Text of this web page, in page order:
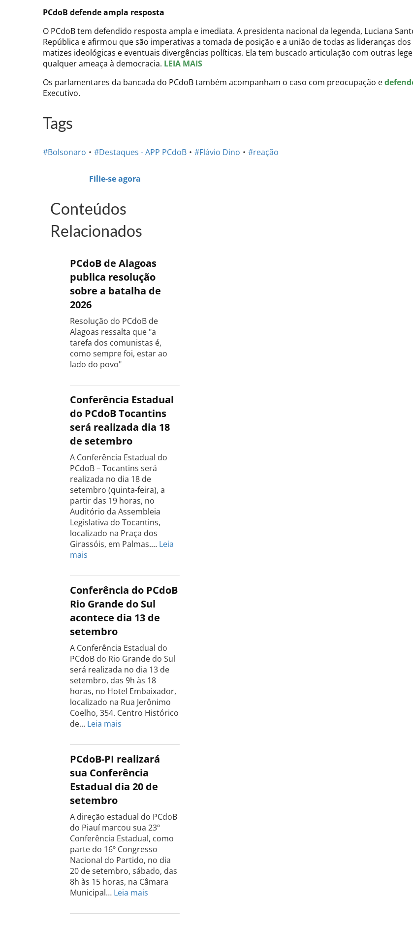
PCdoB defende ampla resposta
O PCdoB tem defendido resposta ampla e imediata. A presidenta nacional da legenda, Luciana
República e afirmou que são imperativas a tomada de posição e a união de todas as lideranças
matizes ideológicas e eventuais divergências políticas. Ela tem buscado articulação com outras
qualquer ameaça à democracia. LEIA MAIS
Os parlamentares da bancada do PCdoB também acompanham o caso com preocupação e
Executivo.
Tags
#Bolsonaro #Destaques - APP PCdoB #Flávio Dino #reação
Filie-se agora
Conteúdos
Relacionados
PCdoB de Alagoas
publica resolução
sobre a batalha de
2026
Resolução do PCdoB de
Alagoas ressalta que "a
tarefa dos comunistas é,
como sempre foi, estar ao
lado do povo"
Conferência Estadual
do PCdoB Tocantins
será realizada dia 18
de setembro
A Conferência Estadual do
PCdoB – Tocantins será
realizada no dia 18 de
setembro (quinta-feira), a
partir das 19 horas, no
Auditório da Assembleia
Legislativa do Tocantins,
localizado na Praça dos
Girassóis, em Palmas.… Leia
mais
Estadual
do
Tocantins
será
realizada
18
de
setembro
Conferência do PCdoB
Rio Grande do Sul
acontece dia 13 de
setembro
A Conferência Estadual do
PCdoB do Rio Grande do Sul
será realizada no dia 13 de
setembro, das 9h às 18
horas, no Hotel Embaixador,
localizado na Rua Jerônimo
Coelho, 354. Centro Histórico
de… Leia mais
do
PCdoB
Rio
Grande
do
dia
13
de
setembro
PCdoB-PI realizará
sua Conferência
Estadual dia 20 de
setembro
A direção estadual do PCdoB
do Piauí marcou sua 23º
Conferência Estadual, como
parte do 16º Congresso
Nacional do Partido, no dia
20 de setembro, sábado, das
8h às 15 horas, na Câmara
Municipal… Leia mais
PI